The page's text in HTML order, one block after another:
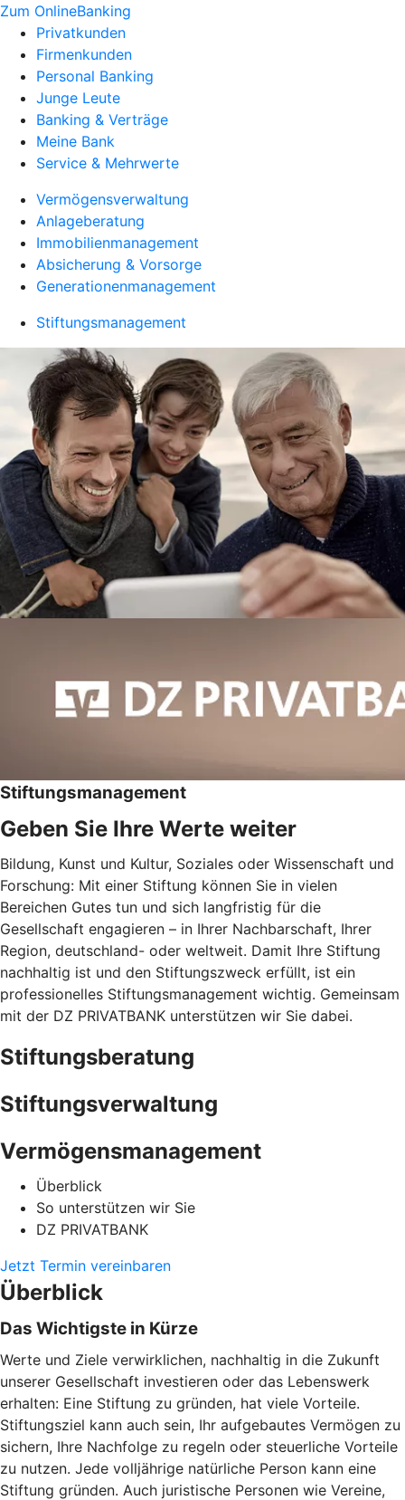
Zum OnlineBanking
Privatkunden
Firmenkunden
Personal Banking
Junge Leute
Banking & Verträge
Meine Bank
Service & Mehrwerte
Vermögensverwaltung
Anlageberatung
Immobilienmanagement
Absicherung & Vorsorge
Generationenmanagement
Stiftungsmanagement
Stiftungsmanagement
Geben Sie Ihre Werte weiter
Bildung, Kunst und Kultur, Soziales oder Wissenschaft und
Forschung: Mit einer Stiftung können Sie in vielen
Bereichen Gutes tun und sich langfristig für die
Gesellschaft engagieren – in Ihrer Nachbarschaft, Ihrer
Region, deutschland- oder weltweit. Damit Ihre Stiftung
nachhaltig ist und den Stiftungszweck erfüllt, ist ein
professionelles Stiftungsmanagement wichtig. Gemeinsam
mit der DZ PRIVATBANK unterstützen wir Sie dabei.
Stiftungsberatung
Stiftungsverwaltung
Vermögensmanagement
Überblick
So unterstützen wir Sie
DZ PRIVATBANK
Jetzt Termin vereinbaren
Überblick
Das Wichtigste in Kürze
Werte und Ziele verwirklichen, nachhaltig in die Zukunft
unserer Gesellschaft investieren oder das Lebenswerk
erhalten: Eine Stiftung zu gründen, hat viele Vorteile.
Stiftungsziel kann auch sein, Ihr aufgebautes Vermögen zu
sichern, Ihre Nachfolge zu regeln oder steuerliche Vorteile
zu nutzen. Jede volljährige natürliche Person kann eine
Stiftung gründen. Auch juristische Personen wie Vereine,